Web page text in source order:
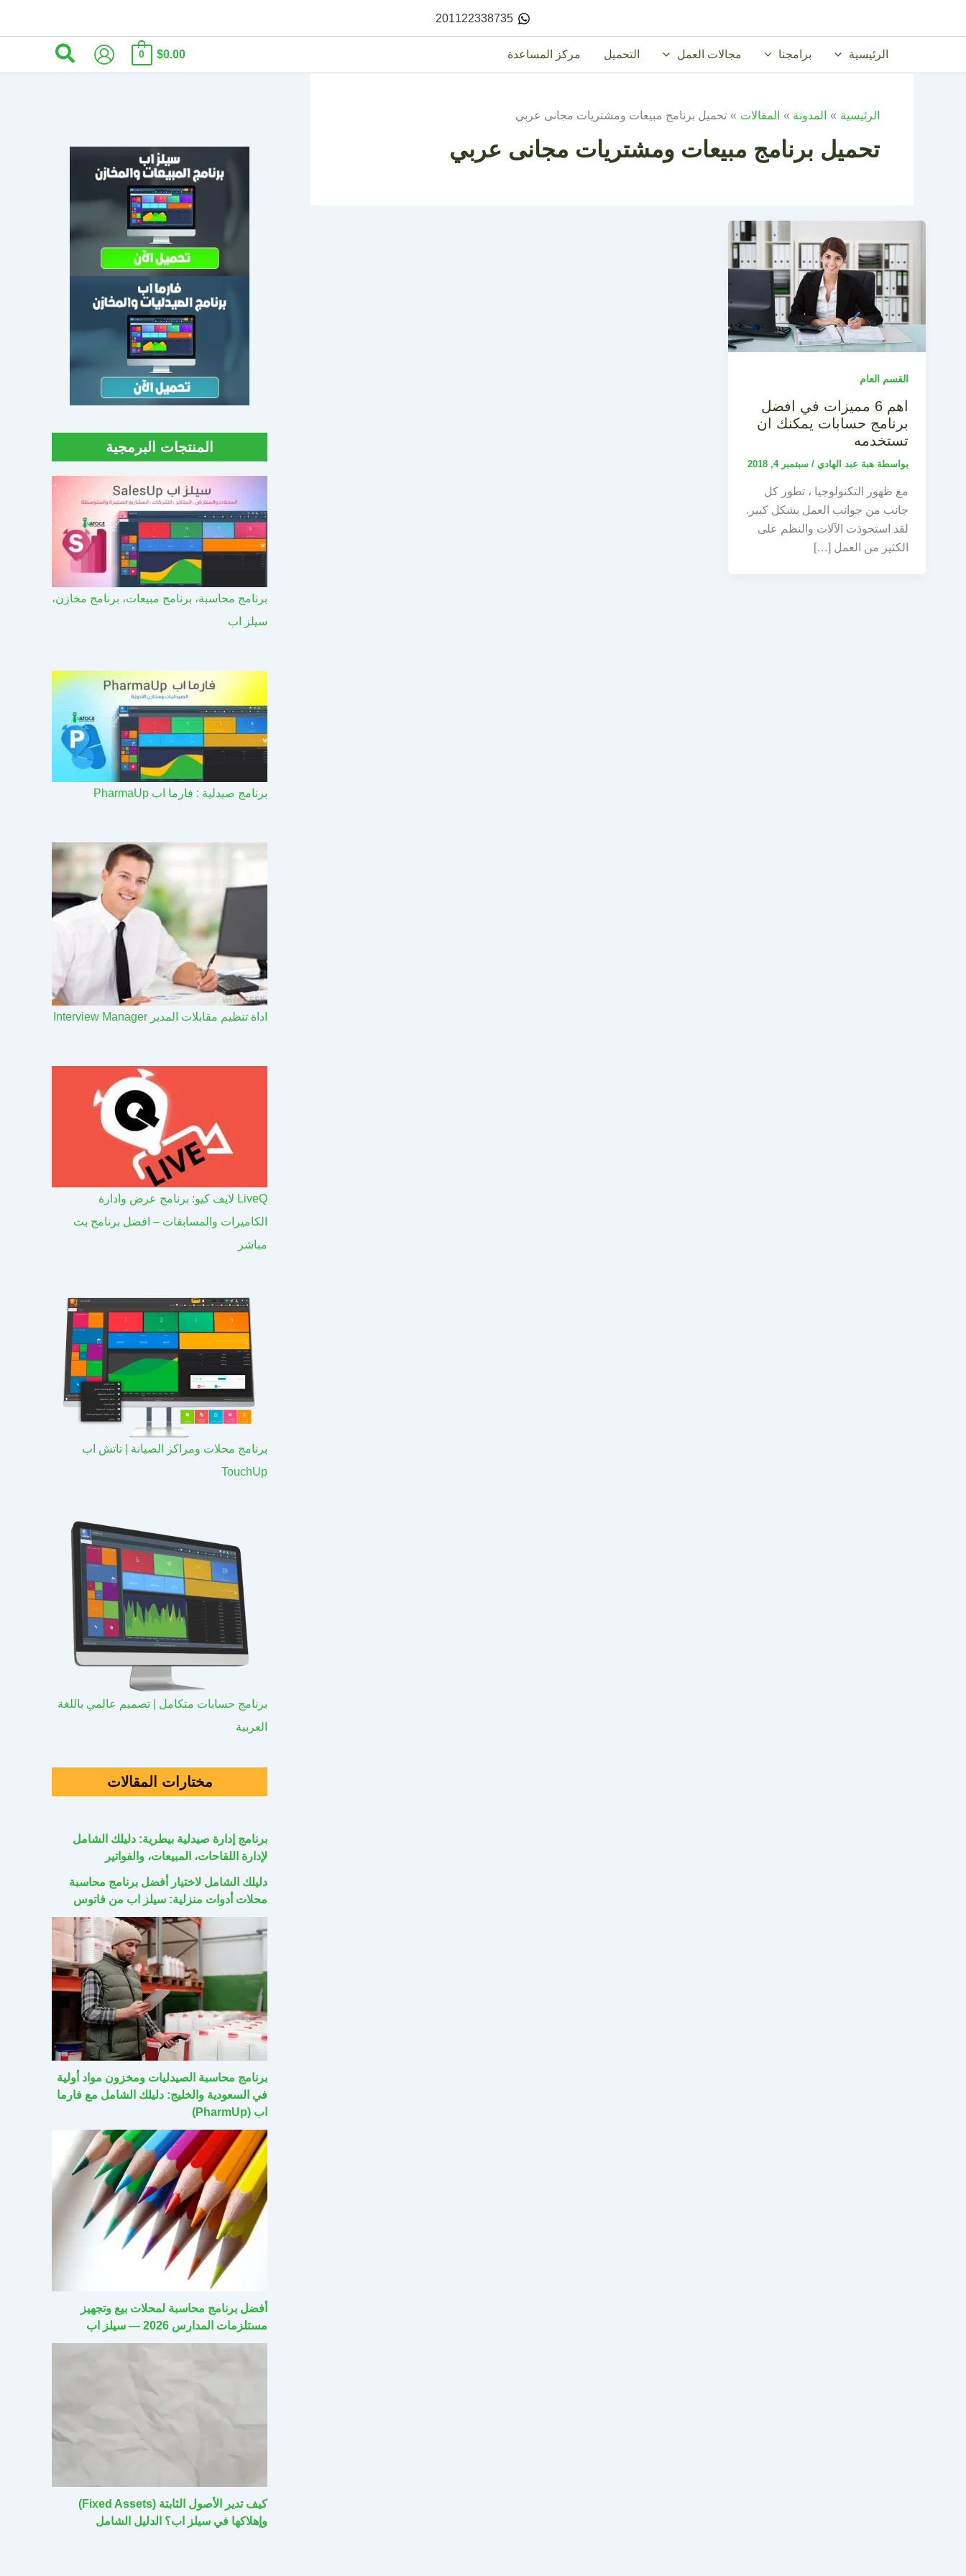
201122338735
الرئيسية برامجنا مجالات العمل التحميل مركز المساعدة $0.00
0 البحث
الرئيسية المدونة المقالات تحميل برنامج مبيعات ومشتريات مجانى عربي
تحميل برنامج مبيعات ومشتريات مجانى عربي
القسم العام
اهم 6 مميزات في افضل
برنامج حسابات يمكنك ان
تستخدمه
بواسطة هبة عبد الهادي / سبتمبر 4, 2018
مع ظهور التكنولوجيا ، تطور كل
جانب من جوانب العمل بشكل كبير.
لقد استحوذت الآلات والنظم على
الكثير من العمل […]
المنتجات البرمجية
برنامج محاسبة، برنامج مبيعات، برنامج مخازن،
سيلز اب
برنامج صيدلية : فارما اب PharmaUp​
اداة تنظيم مقابلات المدير Interview Manager
LiveQ لايف كيو: برنامج عرض وادارة
الكاميرات والمسابقات – افضل برنامج بث
مباشر
برنامج محلات ومراكز الصيانة | تاتش اب
TouchUp
برنامج حسابات متكامل | تصميم عالمي باللغة
العربية
مختارات المقالات
برنامج إدارة صيدلية بيطرية: دليلك الشامل
لإدارة اللقاحات، المبيعات، والفواتير
دليلك الشامل لاختيار أفضل برنامج محاسبة
محلات أدوات منزلية: سيلز اب من فاتوس
برنامج محاسبة الصيدليات ومخزون مواد أولية
في السعودية والخليج: دليلك الشامل مع فارما
اب (PharmUp)
أفضل برنامج محاسبة لمحلات بيع وتجهيز
مستلزمات المدارس 2026 — سيلز اب
كيف تدير الأصول الثابتة (Fixed Assets)
وإهلاكها في سيلز اب؟ الدليل الشامل